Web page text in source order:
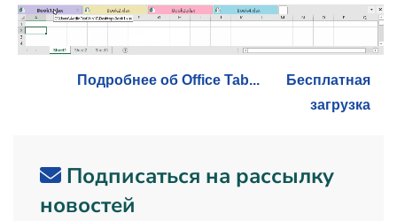
Подробнее об Office Tab...
Бесплатная
загрузка
Подписаться на рассылку
новостей